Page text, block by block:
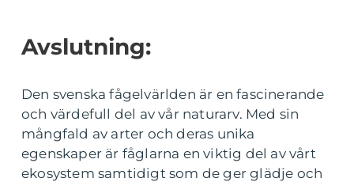
Avslutning:
Den svenska fågelvärlden är en fascinerande
och värdefull del av vår naturarv. Med sin
mångfald av arter och deras unika
egenskaper är fåglarna en viktig del av vårt
ekosystem samtidigt som de ger glädje och